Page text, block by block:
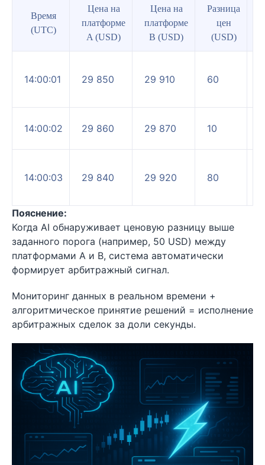
Время
(UTC)
Цена на
платформе
A (USD)
Цена на
платформе
B (USD)
Разница
цен
(USD)
14:00:01 29 850 29 910 60
14:00:02 29 860 29 870 10
14:00:03 29 840 29 920 80
Пояснение:
Когда AI обнаруживает ценовую разницу выше
заданного порога (например, 50 USD) между
платформами A и B, система автоматически
формирует арбитражный сигнал.
Мониторинг данных в реальном времени +
алгоритмическое принятие решений = исполнение
арбитражных сделок за доли секунды.